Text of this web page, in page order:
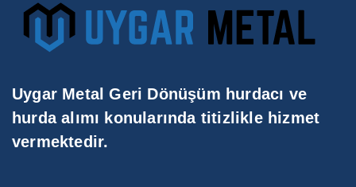
Uygar Metal Geri Dönüşüm hurdacı ve
hurda alımı konularında titizlikle hizmet
vermektedir.